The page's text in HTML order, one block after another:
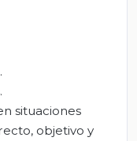
situaciones
objetivo y